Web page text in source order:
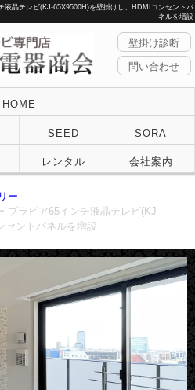
液晶テレビ(KJ-65X9500H)を壁掛けし、HDMIコンセントパ
ネルを増設
壁掛け診断
問い合わせ
HOME
SEED SORA
レンタル 会社案内
ー
ブラビア65インチ液晶テレビ(KJ-
セントパネルを増設